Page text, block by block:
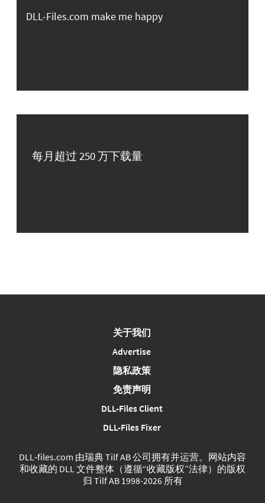
DLL-Files.com make me happy
每月超过 250 万下载量
关于我们
Advertise
隐私政策
免责声明
DLL-Files Client
DLL-Files Fixer
DLL‑files.com 由瑞典 Tilf AB 公司拥有并运营。网站内容
和收藏的 DLL 文件整体（遵循“收藏版权”法律）的版权
归 Tilf AB 1998-2026 所有